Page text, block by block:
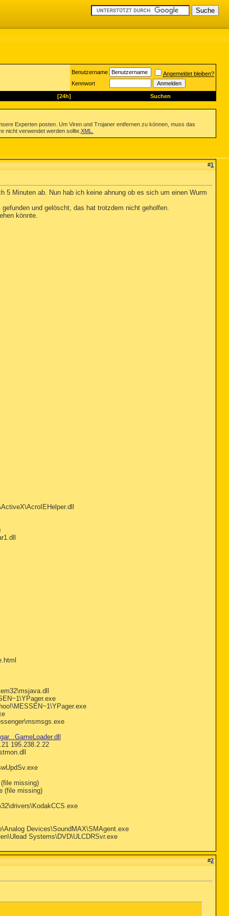
Benutzername
Angemeldet bleiben?
Kennwort
[24h] Suchen
Experten posten. Um Viren und Trojaner entfernen zu können, muss das
nicht verwendet werden sollte. XML
#1
5 Minuten ab. Nun hab ich keine ahnung ob es sich um einen Wurm
und gelöscht, das hat trotzdem nicht geholfen.
könnte.
195.238.2.22
missing)
(file missing)
Devices\SoundMAX\SMAgent.exe
Systems\DVD\ULCDRSvr.exe
#2